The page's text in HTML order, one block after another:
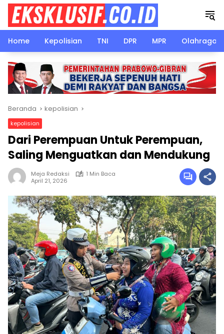
Langsung
konten
Home
Kepolisian TNI DPR MPR Olahraga
Beranda kepolisian
kepolisian
Dari Perempuan Untuk Perempuan,
Saling Menguatkan dan Mendukung
Meja Redaksi
1 Min Baca
April 21, 2026